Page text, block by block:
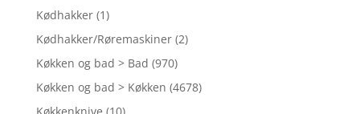
Kødhakker (1)
Kødhakker/Røremaskiner (2)
Køkken og bad > Bad (970)
Køkken og bad > Køkken (4678)